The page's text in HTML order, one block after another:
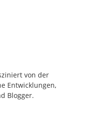
von der
Entwicklungen,
Blogger.